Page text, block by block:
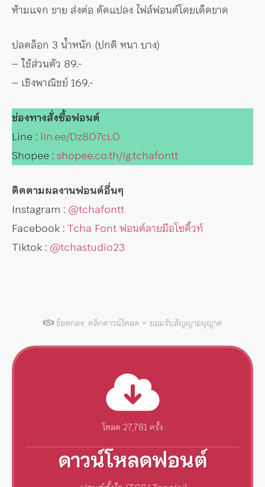
ห้ามแจก ขาย ส่งต่อ ดัดแปลง ไฟล์ฟอนต์โดยเด็ดขาด
ปลดล็อก 3 น้ำหนัก (ปกติ หนา บาง)
– ใช้ส่วนตัว 89.-
– เชิงพาณิชย์ 169.-
ช่องทางสั่งซื้อฟอนต์
Line : lin.ee/Dz8O7cLO
Shopee :shopee.co.th/ig.tchafontt
ติดตามผลงานฟอนต์อื่นๆ
Instagram : @tchafontt
Facebook :Tcha Font ฟอนต์ลายมือโซคิ้วท์
Tiktok : @tchastudio23
ข้อตกลง: คลิกดาวน์โหลด = ยอมรับสัญญาอนุญาต
โหลด 27,781 ครั้ง
ดาวน์โหลดฟอนต์